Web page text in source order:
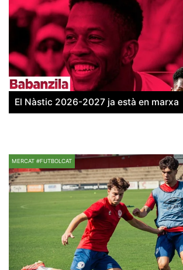
El Nàstic 2026-2027 ja està en marxa
MERCAT #FUTBOLCAT